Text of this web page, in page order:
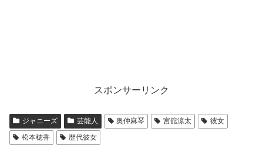
スポンサーリンク
ジャニーズ 芸能人 奥仲麻琴 宮舘涼太
彼女
松本穂香
歴代彼女